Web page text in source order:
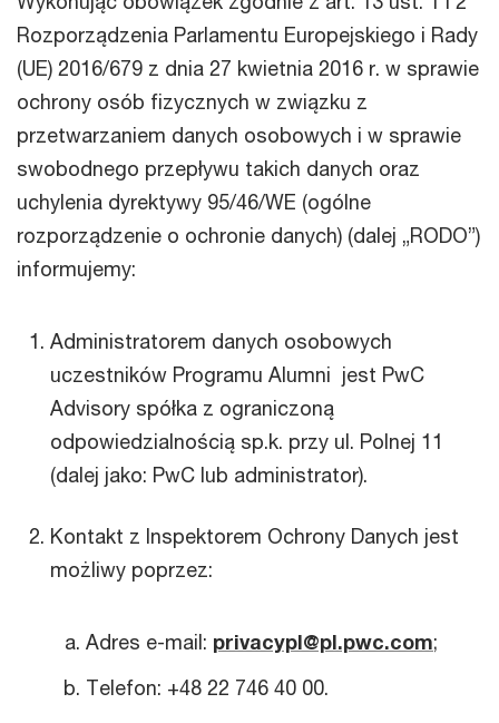
Rozporządzenia Parlamentu Europejskiego i Rady
(UE) 2016/679 z dnia 27 kwietnia 2016 r. w sprawie
ochrony osób fizycznych w związku z
przetwarzaniem danych osobowych i w sprawie
swobodnego przepływu takich danych oraz
uchylenia dyrektywy 95/46/WE (ogólne
rozporządzenie o ochronie danych) (dalej „RODO”)
informujemy:
Administratorem danych osobowych
uczestników Programu Alumni jest PwC
Advisory spółka z ograniczoną
odpowiedzialnością sp.k. przy ul. Polnej 11
(dalej jako: PwC lub administrator).
Kontakt z Inspektorem Ochrony Danych jest
możliwy poprzez:
Adres e-mail: privacypl@pl.pwc.com;
Telefon: +48 22 746 40 00.